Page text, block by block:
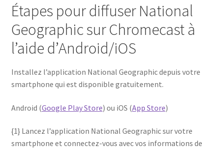
Étapes pour diffuser National
Geographic sur Chromecast à
l’aide d’Android/iOS
Installez l’application National Geographic depuis votre
smartphone qui est disponible gratuitement.
Android (Google Play Store) ou iOS (App Store)
{1} Lancez l’application National Geographic sur votre
smartphone et connectez-vous avec vos informations de